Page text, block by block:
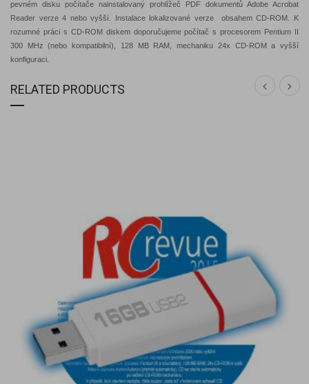
pevném disku počítače nainstalovaný prohlížeč PDF dokumentů Adobe Acrobat
Reader verze 4 nebo vyšší. Instalace lokalizované verze obsahem CD-ROM. K
rozumné práci s CD-ROM diskem doporučujeme počítač s procesorem Pentium II
300 MHz (nebo kompatibilní), 128 MB RAM, mechaniku 24x CD-ROM a vyšší
konfiguraci.
RELATED PRODUCTS
DETAIL